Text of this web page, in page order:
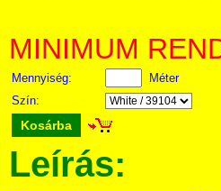
MINIMUM
Mennyiség:
Méter
Szín:
Kosárba
Leírás: